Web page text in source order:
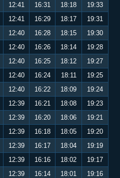
12:41 16:31 18:18
19:33
12:41 16:29 18:17
19:31
12:40 16:28 18:15
19:30
12:40 16:26 18:14
19:28
12:40 16:25 18:12
19:27
12:40 16:24 18:11
19:25
12:40 16:22 18:09
19:24
12:39 16:21 18:08
19:23
12:39 16:20 18:06
19:21
12:39 16:18 18:05
19:20
12:39 16:17 18:04
19:19
12:39 16:16 18:02
19:17
12:39 16:14 18:01
19:16